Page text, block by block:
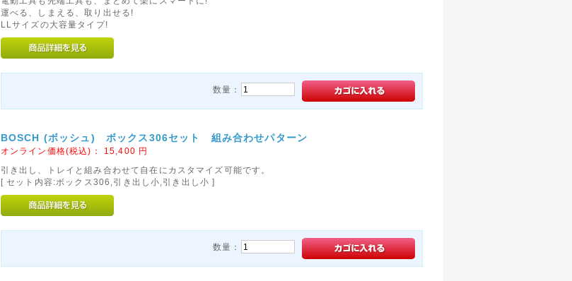
運べる、しまえる、取り出せる!
LLサイズの大容量タイプ!
数量：
BOSCH (ボッシュ) ボックス306セット 組み合わせパターン
オンライン価格(税込)： 15,400 円
引き出し、トレイと組み合わせて自在にカスタマイズ可能です。
[ セット内容:ボックス306,引き出し小,引き出し小 ]
数量：